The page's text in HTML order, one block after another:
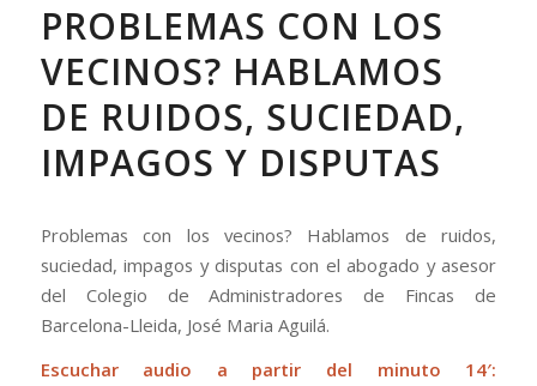
PROBLEMAS CON LOS
VECINOS? HABLAMOS
DE RUIDOS, SUCIEDAD,
IMPAGOS Y DISPUTAS
Problemas con los vecinos? Hablamos de ruidos,
suciedad, impagos y disputas con el abogado y asesor
del Colegio de Administradores de Fincas de
Barcelona-Lleida, José Maria Aguilá.
Escuchar audio a partir del minuto 14′: